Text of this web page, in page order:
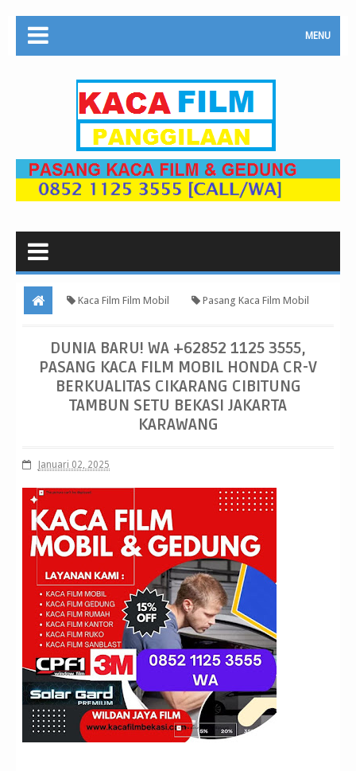
MENU
Kaca Film Film Mobil Pasang Kaca Film Mobil
Karawang Dunia Baru! WA +62852 1125 3555, Pasang Kaca Film
Mobil Honda CR-V Berkualitas Cikarang Cibitung Tambun Setu Bekasi
DUNIA BARU! WA +62852 1125 3555,
PASANG KACA FILM MOBIL HONDA CR-V
BERKUALITAS CIKARANG CIBITUNG
TAMBUN SETU BEKASI JAKARTA
KARAWANG
Januari 02, 2025